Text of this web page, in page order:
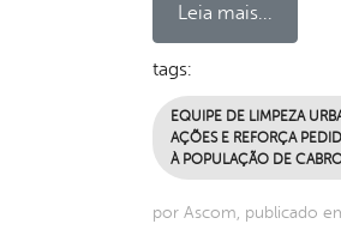
Leia mais...
tags:
EQUIPE DE LIMPEZA
AÇÕES E REFORÇA
À POPULAÇÃO DE
por Ascom, publicado